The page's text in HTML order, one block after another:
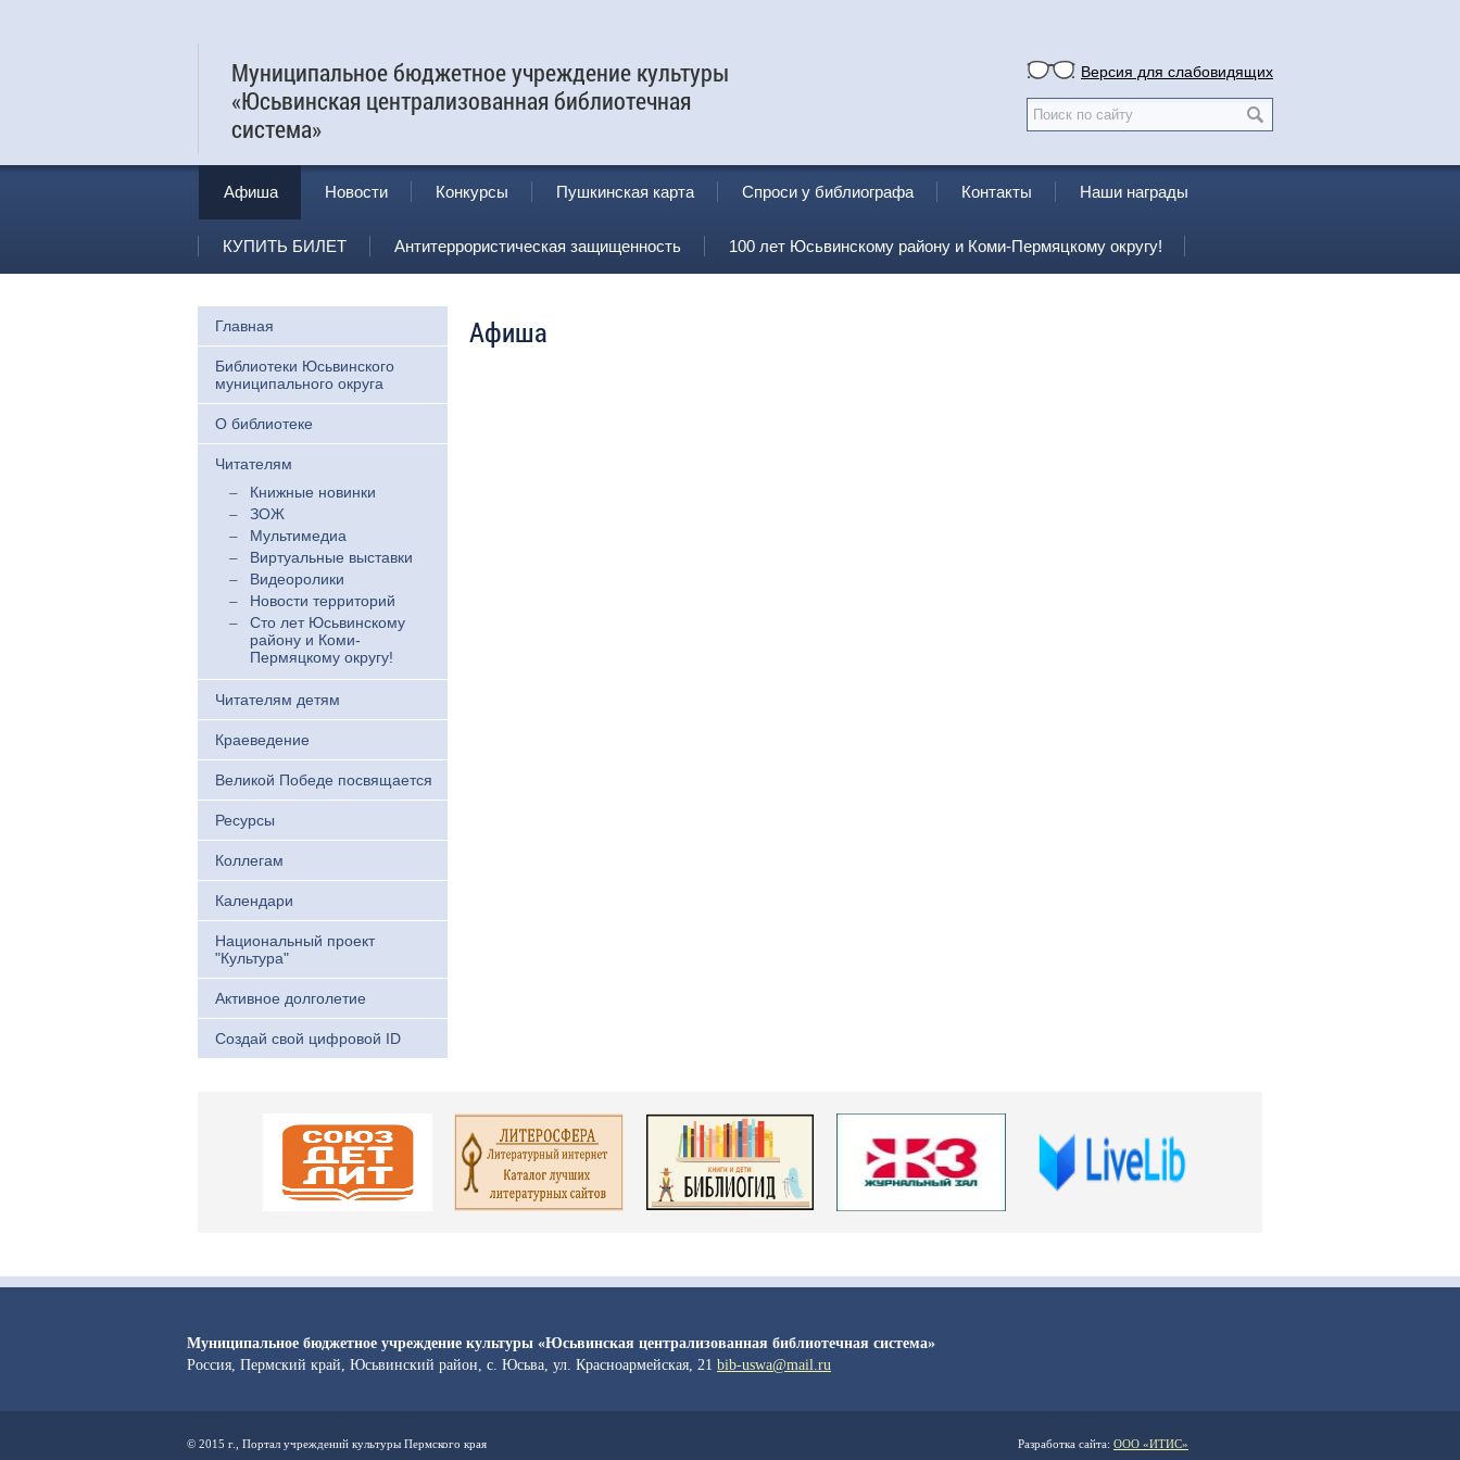
Муниципальное бюджетное учреждение культуры
«Юсьвинская централизованная библиотечная
система»
Версия для слабовидящих
Афиша Новости Конкурсы Пушкинская карта Спроси у библиографа Контакты Наши награды
КУПИТЬ БИЛЕТ Антитеррористическая защищенность 100 лет Юсьвинскому району и Коми-Пермяцкому округу!
Главная
Библиотеки Юсьвинского
муниципального округа
О библиотеке
Читателям
Книжные новинки
ЗОЖ
Мультимедиа
Виртуальные выставки
Видеоролики
Новости территорий
Сто лет Юсьвинскому
району и Коми-
Пермяцкому округу!
Читателям детям
Краеведение
Великой Победе посвящается
Ресурсы
Коллегам
Календари
Национальный проект
"Культура"
Активное долголетие
Создай свой цифровой ID
Афиша
Муниципальное бюджетное учреждение культуры «Юсьвинская централизованная библиотечная система»
Россия, Пермский край, Юсьвинский район, с. Юсьва, ул. Красноармейская, 21 bib-uswa@mail.ru
© 2015 г., Портал учреждений культуры Пермского края Разработка сайта: ООО «ИТИС»